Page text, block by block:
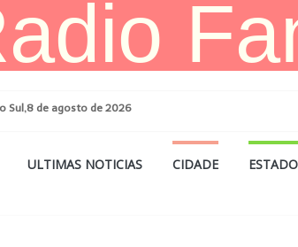
Sul,8 de agosto de 2026
ULTIMAS NOTICIAS CIDADE ESTADO